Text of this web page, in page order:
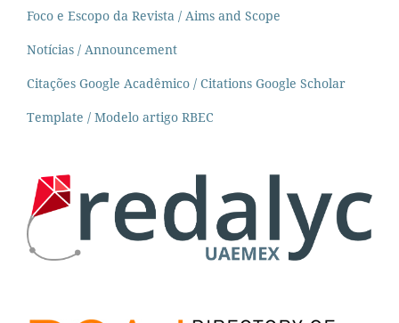
Foco e Escopo da Revista / Aims and Scope
Notícias / Announcement
Citações Google Acadêmico / Citations Google Scholar
Template / Modelo artigo RBEC